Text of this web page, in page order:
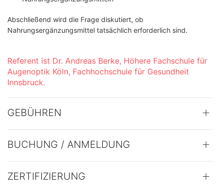
Abschließend wird die Frage diskutiert, ob
Nahrungsergänzungsmittel tatsächlich erforderlich sind.
Referent ist Dr. Andreas Berke, Höhere Fachschule für
Augenoptik Köln, Fachhochschule für Gesundheit
Innsbruck.
GEBÜHREN
BUCHUNG / ANMELDUNG
ZERTIFIZIERUNG